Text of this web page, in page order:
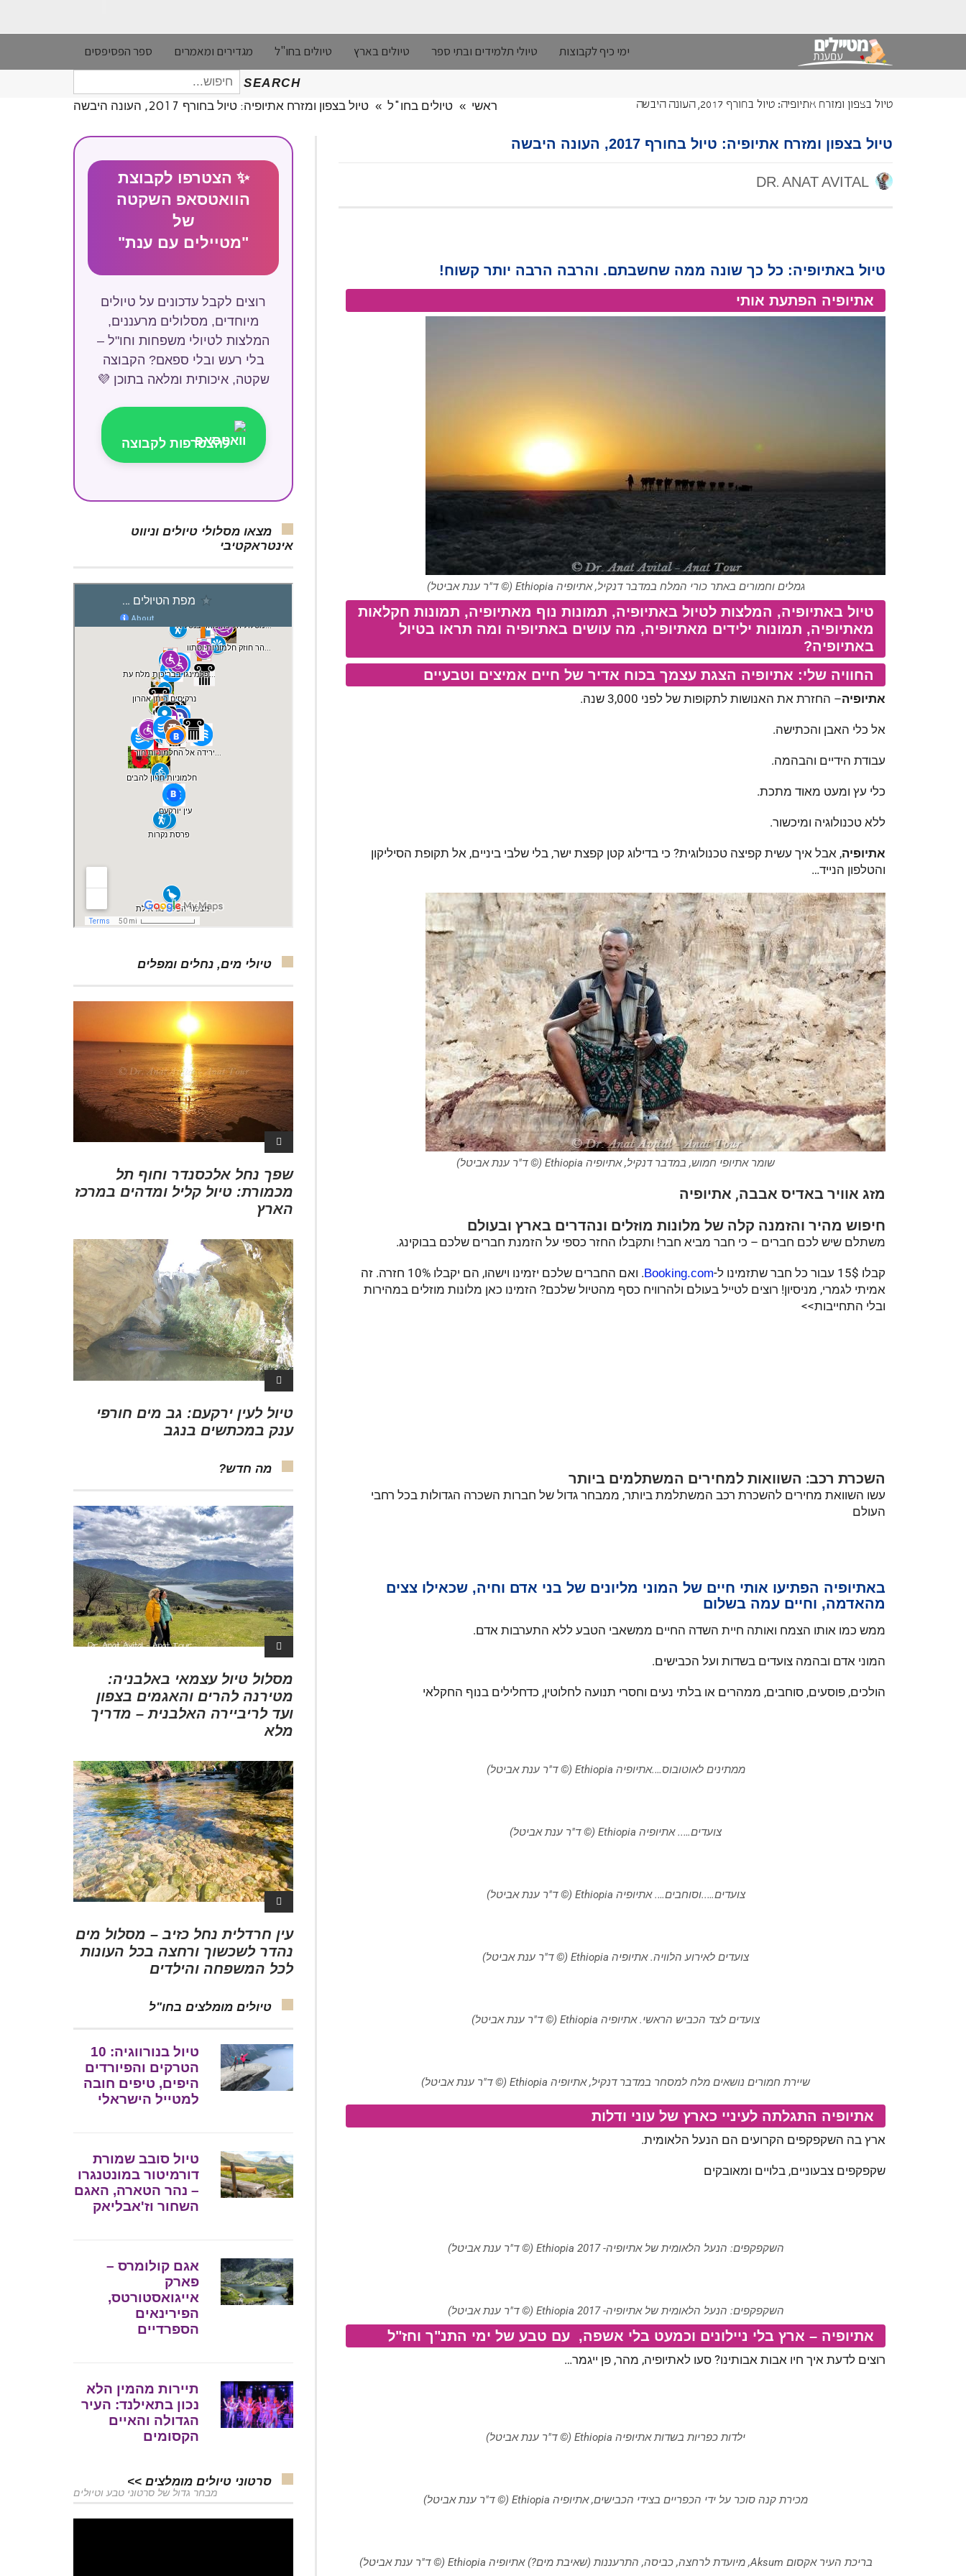
ימי כיף לקבוצות טיולי תלמידים ובתי ספר טיולים בארץ טיולים בחו"ל מגדירים ומאמרים ספר הפסיפסים
SEARCH
חיפוש
עבור:
טיול בצפון ומזרח אתיופיה: טיול בחורף 2017, העונה היבשה ראשי » טיולים בחו"ל » טיול בצפון ומזרח אתיופיה: טיול בחורף 2017, העונה היבשה
טיול בצפון ומזרח אתיופיה: טיול בחורף 2017, העונה היבשה
טיול באתיופיה: כל כך שונה ממה שחשבתם. והרבה הרבה יותר קשוח!
אתיופיה הפתעת אותי
גמלים וחמורים באתר כורי המלח במדבר דנקיל, אתיופיה Ethiopia (© ד"ר ענת אביטל)
טיול באתיופיה, המלצות לטיול באתיופיה, תמונות נוף מאתיופיה, תמונות חקלאות
מאתיופיה, תמונות ילידים מאתיופיה, מה עושים באתיופיה ומה תראו בטיול
באתיופיה?
החוויה שלי: אתיופיה הצגת עצמך בכוח אדיר של חיים אמיצים וטבעיים
אתיופיה– החזרת את האנושות לתקופות של לפני 3,000 שנה.
אל כלי האבן והכתישה.
עבודת הידיים והבהמה.
כלי עץ ומעט מאוד מתכת.
ללא טכנולוגיה ומיכשור.
אתיופיה, אבל איך עשית קפיצה טכנולוגית? כי בדילוג קטן קפצת ישר, בלי שלבי ביניים, אל תקופת הסיליקון
והטלפון הנייד…
שומר אתיופי חמוש, במדבר דנקיל, אתיופיה Ethiopia (© ד"ר ענת אביטל)
מזג אוויר באדיס אבבה, אתיופיה
חיפוש מהיר והזמנה קלה של מלונות מוזלים ונהדרים בארץ ובעולם
משתלם שיש לכם חברים – כי חבר מביא חבר! ותקבלו החזר כספי על הזמנת חברים שלכם בבוקינג.
קבלו 15$ עבור כל חבר שתזמינו ל- Booking.com
. ואם החברים שלכם יזמינו וישהו, הם יקבלו 10% חזרה. זה
אמיתי לגמרי, מניסיון! רוצים לטייל בעולם ולהרוויח כסף מהטיול שלכם? הזמינו כאן מלונות מוזלים במהירות
ובלי התחייבות>>
השכרת רכב: השוואות למחירים המשתלמים ביותר
עשו השוואת מחירים להשכרת רכב המשתלמת ביותר, ממבחר גדול של חברות השכרה הגדולות בכל רחבי
העולם
באתיופיה הפתיעו אותי חיים של המוני מליונים של בני אדם וחיה, שכאילו צצים
מהאדמה, וחיים עמה בשלום
ממש כמו אותו הצמח ואותה חיית השדה החיים ממשאבי הטבע ללא התערבות אדם.
המוני אדם ובהמה צועדים בשדות ועל הכבישים.
הולכים, פוסעים, סוחבים, ממהרים או בלתי נעים וחסרי תנועה לחלוטין, כדחלילים בנוף החקלאי
ממתינים לאוטובוס….אתיופיה Ethiopia (© ד"ר ענת אביטל)
צועדים….. אתיופיה Ethiopia (© ד"ר ענת אביטל)
צועדים…..וסוחבים…. אתיופיה Ethiopia (© ד"ר ענת אביטל)
צועדים לאירוע הלוויה. אתיופיה Ethiopia (© ד"ר ענת אביטל)
צועדים לצד הכביש הראשי. אתיופיה Ethiopia (© ד"ר ענת אביטל)
שיירת חמורים נושאים מלח למסחר במדבר דנקיל, אתיופיה Ethiopia (© ד"ר ענת אביטל)
אתיופיה התגלתה לעיניי כארץ של עוני ודלות
ארץ בה השקפקפים הקרועים הם הנעל הלאומית.
שקפקפים צבעוניים, בלויים ומאובקים
השקפקפים: הנעל הלאומית של אתיופיה- Ethiopia 2017 (© ד"ר ענת אביטל)
השקפקפים: הנעל הלאומית של אתיופיה- Ethiopia 2017 (© ד"ר ענת אביטל)
אתיופיה – ארץ בלי ניילונים וכמעט בלי אשפה, עם טבע של ימי התנ"ך וחז"ל
רוצים לדעת איך חיו אבות אבותינו? סעו לאתיופיה, מהר, פן ייגמר…
ילדות כפריות בשדות אתיופיה Ethiopia (© ד"ר ענת אביטל)
מכירת קנה סוכר על ידי הכפריים בצידי הכבישים, אתיופיה Ethiopia (© ד"ר ענת אביטל)
בריכת העיר אקסום Aksum, מיועדת לרחצה, כביסה, התרעננות (שאיבת מים?) אתיופיה Ethiopia (© ד"ר ענת אביטל)
✨ הצטרפו לקבוצת
הוואטסאפ השקטה
של
"מטיילים עם ענת"
רוצים לקבל עדכונים על טיולים
מיוחדים, מסלולים מרעננים,
המלצות לטיולי משפחות וחו"ל –
בלי רעש ובלי ספאם? הקבוצה
שקטה, איכותית ומלאה בתוכן 💜
להצטרפות לקבוצה
מצאו מסלולי טיולים וניווט
אינטראקטיבי
טיולי מים, נחלים ומפלים
שפך נחל אלכסנדר וחוף תל
מכמורת: טיול קליל ומדהים במרכז
הארץ
טיול לעין ירקעם: גב מים חורפי
ענק במכתשים בנגב
מה חדש?
מסלול טיול עצמאי באלבניה:
מטירנה להרים והאגמים בצפון
ועד לריביירה האלבנית – מדריך
מלא
עין חרדלית נחל כזיב – מסלול מים
נהדר לשכשוך ורחצה בכל העונות
לכל המשפחה והילדים
טיולים מומלצים בחו"ל
טיול בנורווגיה: 10
הטרקים והפיורדים
היפים, טיפים חובה
למטייל הישראלי
טיול סובב שמורת
דורמיטור במונטנגרו
– נהר הטארה, האגם
השחור וז'אבליאק
אגם קולומרס –
פארק
אייגואסטורטס,
הפירינאים
הספרדיים
תיירות מהמין הלא
נכון בתאילנד: העיר
הגדולה והאיים
הקסומים
סרטוני טיולים מומלצים >>
מבחר גדול של סרטוני טבע וטיולים